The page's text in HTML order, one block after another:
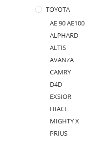
TOYOTA
AE 90 AE100
ALPHARD
ALTIS
AVANZA
CAMRY
D4D
EXSIOR
HIACE
MIGHTY X
PRIUS